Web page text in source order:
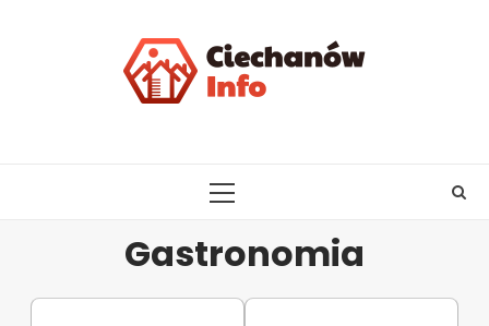
PRIMARY
Gastronomia